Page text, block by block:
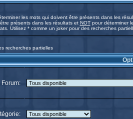
les mots qui doivent être présents dans les
présents dans les résultats et NOTpour déterminer
Utilisez * comme un joker pour des recherches
recherches partielles
Forum: